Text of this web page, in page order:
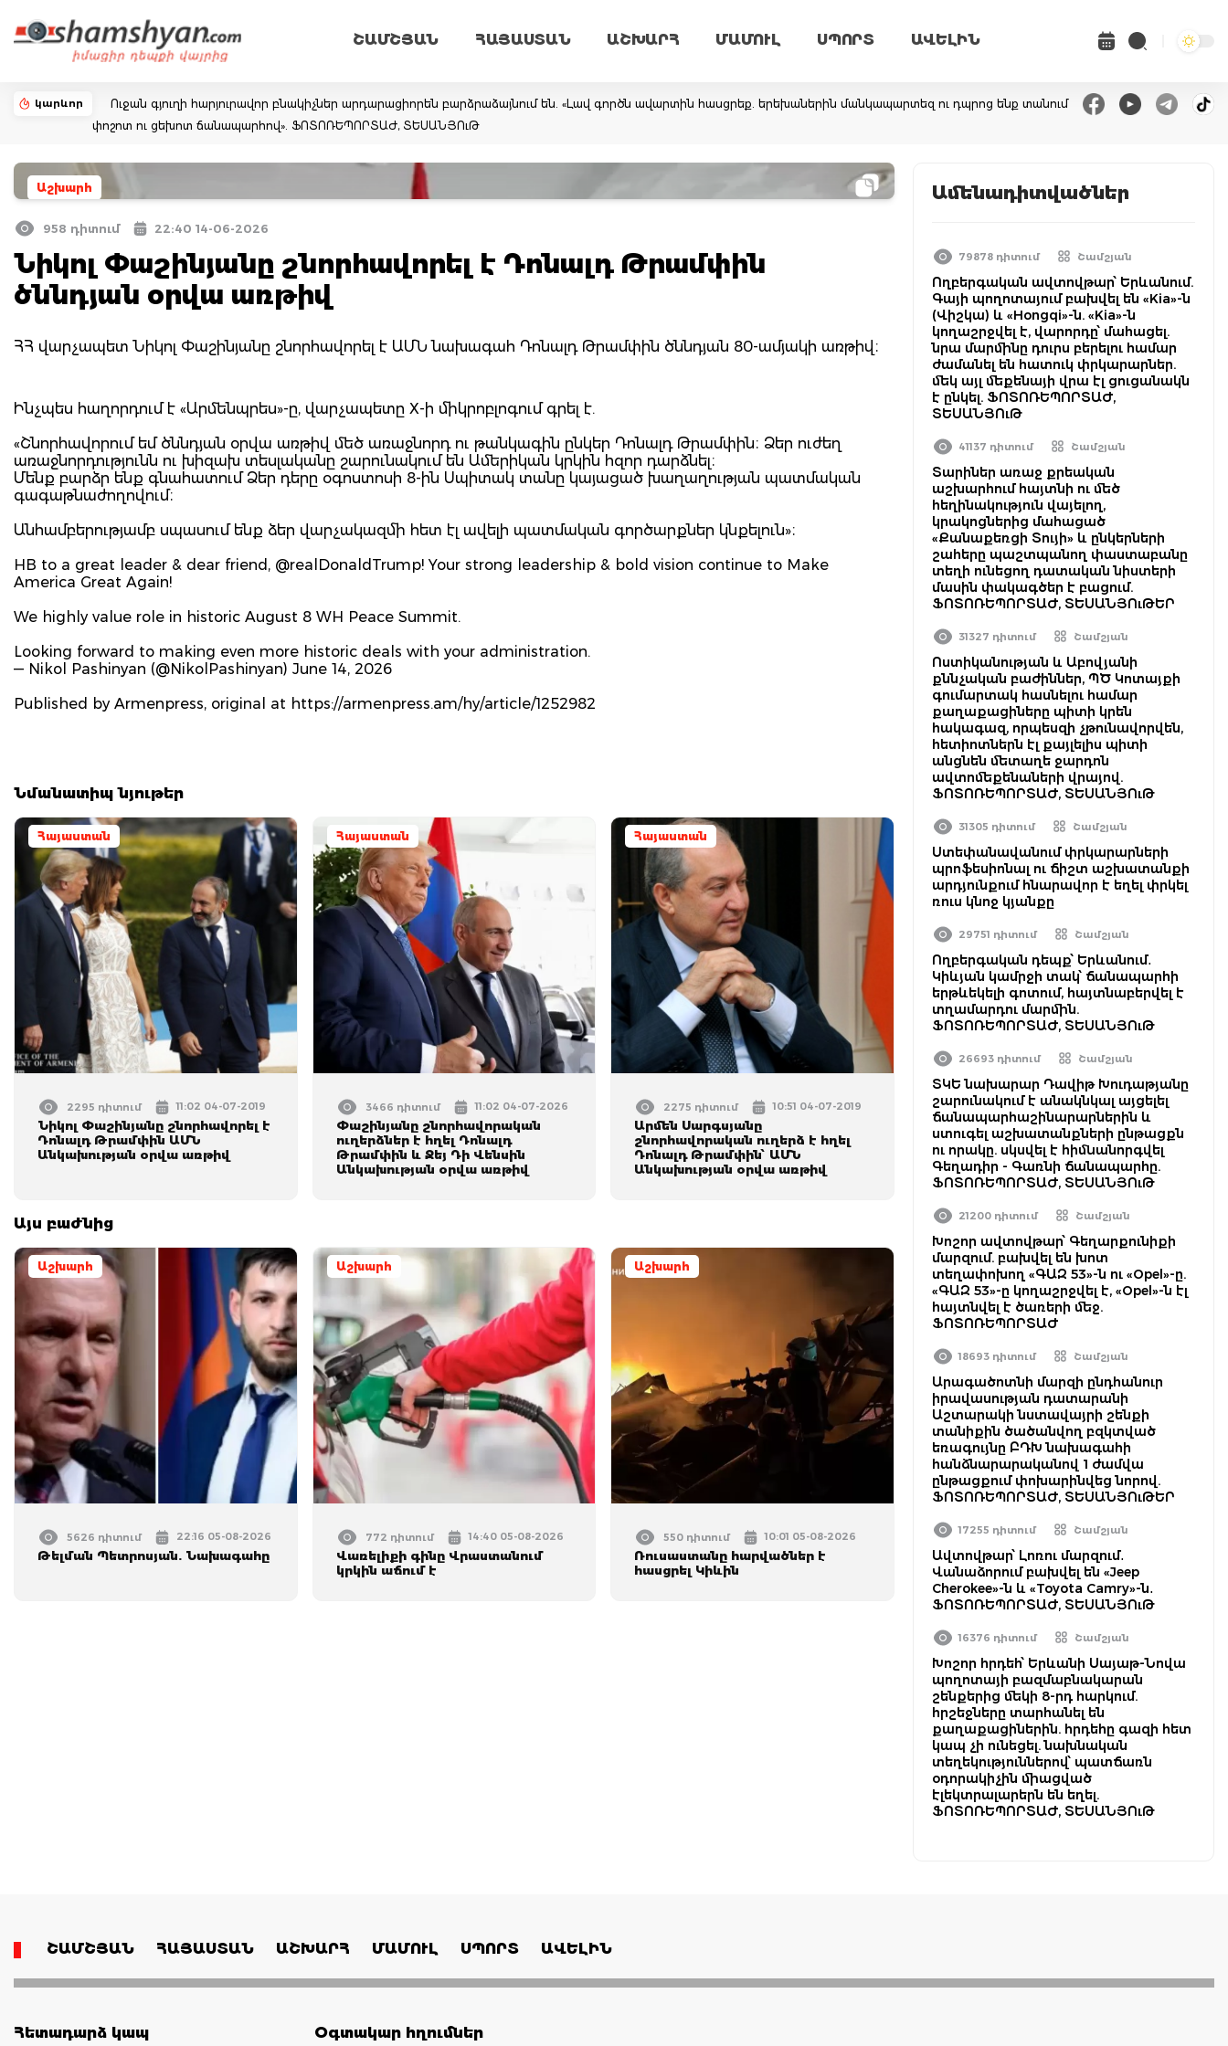
ՇԱՄՇՅԱՆ ՀԱՅԱՍՏԱՆ ԱՇԽԱՐՀ ՄԱՄՈՒԼ ՍՊՈՐՏ ԱՎԵԼԻՆ
կարևոր
Ուջան գյուղի հարյուրավոր բնակիչներ արդարացիորեն բարձրաձայնում են. «Լավ գործն ավարտին հասցրեք. երեխաներին մանկապարտեզ ու դպրոց ենք տանում
փոշոտ ու ցեխոտ ճանապարհով». ՖՈՏՈՌԵՊՈՐՏԱԺ, ՏԵՍԱՆՅՈւԹ
Աշխարհ
958 դիտում 22:40 14-06-2026
Նիկոլ Փաշինյանը շնորհավորել է Դոնալդ Թրամփին
ծննդյան օրվա առթիվ
ՀՀ վարչապետ Նիկոլ Փաշինյանը շնորհավորել է ԱՄՆ նախագահ Դոնալդ Թրամփին ծննդյան 80-ամյակի առթիվ։
Ինչպես հաղորդում է «Արմենպրես»-ը, վարչապետը X-ի միկրոբլոգում գրել է.
«Շնորհավորում եմ ծննդյան օրվա առթիվ մեծ առաջնորդ ու թանկագին ընկեր Դոնալդ Թրամփին։ Ձեր ուժեղ
առաջնորդությունն ու խիզախ տեսլականը շարունակում են Ամերիկան կրկին հզոր դարձնել։
Մենք բարձր ենք գնահատում Ձեր դերը օգոստոսի 8-ին Սպիտակ տանը կայացած խաղաղության պատմական
գագաթնաժողովում։
Անհամբերությամբ սպասում ենք ձեր վարչակազմի հետ էլ ավելի պատմական գործարքներ կնքելուն»։
HB to a great leader & dear friend, @realDonaldTrump! Your strong leadership & bold vision continue to Make
America Great Again!
We highly value role in historic August 8 WH Peace Summit.
Looking forward to making even more historic deals with your administration.
— Nikol Pashinyan (@NikolPashinyan) June 14, 2026
Published by Armenpress, original at https://armenpress.am/hy/article/1252982
Նմանատիպ նյութեր
Հայաստան
2295 դիտում 11:02 04-07-2019
Նիկոլ Փաշինյանը շնորհավորել է
Դոնալդ Թրամփին ԱՄՆ
Անկախության օրվա առթիվ
Հայաստան
3466 դիտում 11:02 04-07-2026
Փաշինյանը շնորհավորական
ուղերձներ է հղել Դոնալդ
Թրամփին և Ջեյ Դի Վենսին
Անկախության օրվա առթիվ
Հայաստան
2275 դիտում 10:51 04-07-2019
Արմեն Սարգսյանը
շնորհավորական ուղերձ է հղել
Դոնալդ Թրամփին՝ ԱՄՆ
Անկախության օրվա առթիվ
Այս բաժնից
Աշխարհ
5626 դիտում 22:16 05-08-2026
Թելման Պետրոսյան. Նախագահը
Աշխարհ
772 դիտում 14:40 05-08-2026
Վառելիքի գինը Վրաստանում
կրկին աճում է
Աշխարհ
550 դիտում 10:01 05-08-2026
Ռուսաստանը հարվածներ է
հասցրել Կիևին
Ամենադիտվածներ
79878 դիտում Շամշյան
Ողբերգական ավտովթար՝ Երևանում.
Գայի պողոտայում բախվել են «Kia»-ն
(Վիշկա) և «Hongqi»-ն. «Kia»-ն
կողաշրջվել է, վարորդը՝ մահացել.
նրա մարմինը դուրս բերելու համար
ժամանել են հատուկ փրկարարներ.
մեկ այլ մեքենայի վրա էլ ցուցանակն
է ընկել. ՖՈՏՈՌԵՊՈՐՏԱԺ,
ՏԵՍԱՆՅՈւԹ
41137 դիտում Շամշյան
Տարիներ առաջ քրեական
աշխարհում հայտնի ու մեծ
հեղինակություն վայելող,
կրակոցներից մահացած
«Քանաքեռցի Տույի» և ընկերների
շահերը պաշտպանող փաստաբանը
տեղի ունեցող դատական նիստերի
մասին փակագծեր է բացում.
ՖՈՏՈՌԵՊՈՐՏԱԺ, ՏԵՍԱՆՅՈւԹԵՐ
31327 դիտում Շամշյան
Ոստիկանության և Աբովյանի
քննչական բաժիններ, ՊԾ Կոտայքի
գումարտակ հասնելու համար
քաղաքացիները պիտի կրեն
հակագազ, որպեսզի չթունավորվեն,
հետիոտներն էլ քայլելիս պիտի
անցնեն մետաղե ջարդոն
ավտոմեքենաների վրայով.
ՖՈՏՈՌԵՊՈՐՏԱԺ, ՏԵՍԱՆՅՈւԹ
31305 դիտում Շամշյան
Ստեփանավանում փրկարարների
պրոֆեսիոնալ ու ճիշտ աշխատանքի
արդյունքում հնարավոր է եղել փրկել
ռուս կնոջ կյանքը
29751 դիտում Շամշյան
Ողբերգական դեպք՝ Երևանում․
Կիևյան կամրջի տակ՝ ճանապարհի
երթևեկելի գոտում, հայտնաբերվել է
տղամարդու մարմին.
ՖՈՏՈՌԵՊՈՐՏԱԺ, ՏԵՍԱՆՅՈւԹ
26693 դիտում Շամշյան
ՏԿԵ նախարար Դավիթ Խուդաթյանը
շարունակում է անակնկալ այցելել
ճանապարհաշինարարներին և
ստուգել աշխատանքների ընթացքն
ու որակը. սկսվել է հիմնանորգվել
Գեղադիր - Գառնի ճանապարհը.
ՖՈՏՈՌԵՊՈՐՏԱԺ, ՏԵՍԱՆՅՈւԹ
21200 դիտում Շամշյան
Խոշոր ավտովթար՝ Գեղարքունիքի
մարզում. բախվել են խոտ
տեղափոխող «ԳԱԶ 53»-ն ու «Opel»-ը.
«ԳԱԶ 53»-ը կողաշրջվել է, «Opel»-ն էլ
հայտնվել է ծառերի մեջ.
ՖՈՏՈՌԵՊՈՐՏԱԺ
18693 դիտում Շամշյան
Արագածոտնի մարզի ընդհանուր
իրավասության դատարանի
Աշտարակի նստավայրի շենքի
տանիքին ծածանվող բզկտված
եռագույնը ԲԴԽ նախագահի
հանձնարարականով 1 ժամվա
ընթացքում փոխարինվեց նորով.
ՖՈՏՈՌԵՊՈՐՏԱԺ, ՏԵՍԱՆՅՈւԹԵՐ
17255 դիտում Շամշյան
Ավտովթար՝ Լոռու մարզում․
Վանաձորում բախվել են «Jeep
Cherokee»-ն և «Toyota Camry»-ն․
ՖՈՏՈՌԵՊՈՐՏԱԺ, ՏԵՍԱՆՅՈւԹ
16376 դիտում Շամշյան
Խոշոր հրդեհ՝ Երևանի Սայաթ-Նովա
պողոտայի բազմաբնակարան
շենքերից մեկի 8-րդ հարկում.
հրշեջները տարհանել են
քաղաքացիներին. հրդեհը գազի հետ
կապ չի ունեցել. նախնական
տեղեկություններով՝ պատճառն
օդորակիչին միացված
էլեկտրալարերն են եղել.
ՖՈՏՈՌԵՊՈՐՏԱԺ, ՏԵՍԱՆՅՈւԹ
ՇԱՄՇՅԱՆ ՀԱՅԱՍՏԱՆ ԱՇԽԱՐՀ ՄԱՄՈՒԼ ՍՊՈՐՏ ԱՎԵԼԻՆ
Հետադարձ կապ Օգտակար հղումներ